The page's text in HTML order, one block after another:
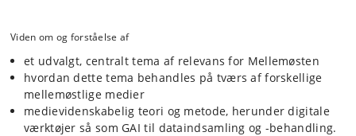
materiale.
Viden om og forståelse af
et udvalgt, centralt tema af relevans for Mellemøsten
hvordan dette tema behandles på tværs af forskellige
mellemøstlige medier
medievidenskabelig teori og metode, herunder digitale
værktøjer så som GAI til dataindsamling og -behandling.